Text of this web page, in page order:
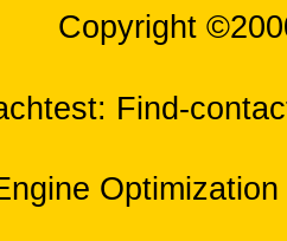
Copyright
Find-